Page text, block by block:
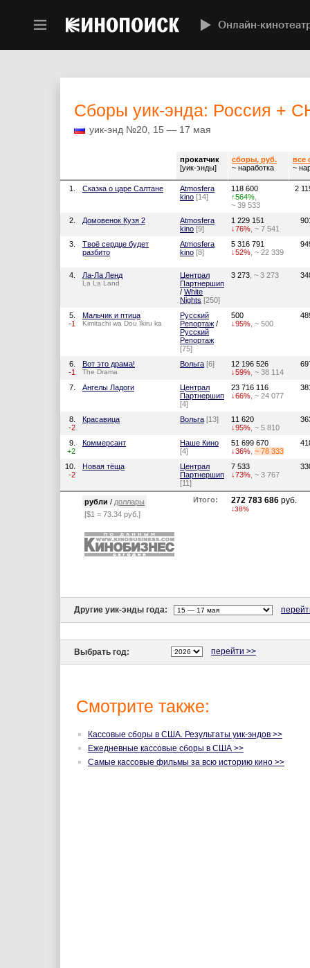
Онлайн-
Cборы уик-энда: Россия +
уик-энд №20, 15 — 17 мая
прокатчик
[уик-энды]
сборы, руб.
~ наработка
все
~
1. Сказка о царе Салтане
Atmosfera
kino [14]
118 600
↑564%
~ 39 533
2
2. Домовенок Кузя 2
Atmosfera
kino [9]
1 229 151
↓76% , ~ 7 541
3.
Твоё сердце будет
разбито
Atmosfera
kino [8]
5 316 791
↓52% , ~ 22 339
4. Ла-Ла Ленд
La La Land
Централ
Партнершип
/ White
Nights [250]
3 273 , ~ 3 273
5.
-1
Мальчик и птица
Kimitachi wa Dou Ikiru ka
Русский
Репортаж /
Русский
Репортаж
[75]
500
↓95% , ~ 500
6.
-1
Вот это драма!
The Drama
Вольга [6]
12 196 526
↓59% , ~ 38 114
7. Ангелы Ладоги
Централ
Партнершип
[4]
23 716 116
↓66% , ~ 24 077
8.
-2
Красавица Вольга [13]
11 620
↓95% , ~ 5 810
9.
+2
Коммерсант
Наше Кино
[4]
51 699 670
↓36% ~ 78 333
10.
-2
Новая тёща
Централ
Партнершип
[11]
7 533
↓73% , ~ 3 767
рубли / доллары
[$1 = 73.34 руб.]
Итого: 272 783 686 руб.
↓38%
Другие уик-энды года:
Выбрать год: перейти >>
Смотрите также:
Кассовые сборы в США. Результаты уик-эндов >>
Ежедневные кассовые сборы в США >>
Самые кассовые фильмы за всю историю кино >>